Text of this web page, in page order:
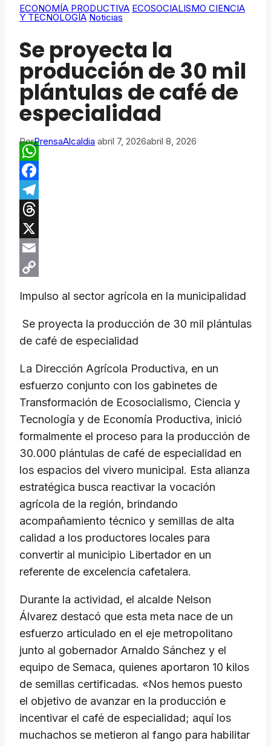
ECONOMÍA PRODUCTIVA ECOSOCIALISMO CIENCIA
Y TECNOLOGÍA Noticias
Se proyecta la
producción de 30 mil
plántulas de café de
especialidad
PorPrensaAlcaldia abril 7, 2026abril 8, 2026
WhatsApp
Facebook
Telegram
Threads
X
Email
Link
Impulso al sector agrícola en la municipalidad
Se proyecta la producción de 30 mil plántulas
de café de especialidad
La Dirección Agrícola Productiva, en un
esfuerzo conjunto con los gabinetes de
Transformación de Ecosocialismo, Ciencia y
Tecnología y de Economía Productiva, inició
formalmente el proceso para la producción de
30.000 plántulas de café de especialidad en
los espacios del vivero municipal. Esta alianza
estratégica busca reactivar la vocación
agrícola de la región, brindando
acompañamiento técnico y semillas de alta
calidad a los productores locales para
convertir al municipio Libertador en un
referente de excelencia cafetalera.
Durante la actividad, el alcalde Nelson
Álvarez destacó que esta meta nace de un
esfuerzo articulado en el eje metropolitano
junto al gobernador Arnaldo Sánchez y el
equipo de Semaca, quienes aportaron 10 kilos
de semillas certificadas. «Nos hemos puesto
el objetivo de avanzar en la producción e
incentivar el café de especialidad; aquí los
muchachos se metieron al fango para habilitar